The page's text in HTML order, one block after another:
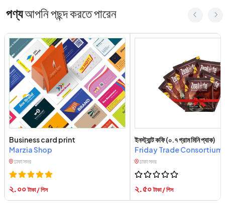
পণ্যআপনি পছন্দ করতে পারেন
Business card print
Marzia Shop
ঢাকা সদর
২.০০টাকা / পিস
ইনস্ট্যান্ট কফি (০.৭ গ্রাম মিনি প্যাক)
Friday Trade Consortium
ঢাকা সদর
২.৫০টাকা / পিস